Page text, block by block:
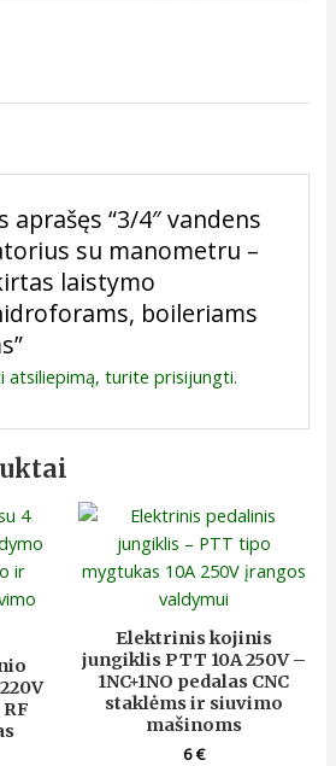
aprašęs “3/4″ vandens
su manometru –
laistymo
boileriams
atsiliepimą, turite prisijungti.
Elektrinis kojinis
jungiklis PTT 10A 250V –
1NC+1NO pedalas CNC
staklėms ir siuvimo
mašinoms
6€